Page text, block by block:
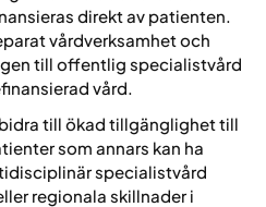
direkt av patienten.
vårdverksamhet och
till offentlig specialistvård
vård.
till ökad tillgänglighet till
som annars kan ha
specialistvård
regionala skillnader i